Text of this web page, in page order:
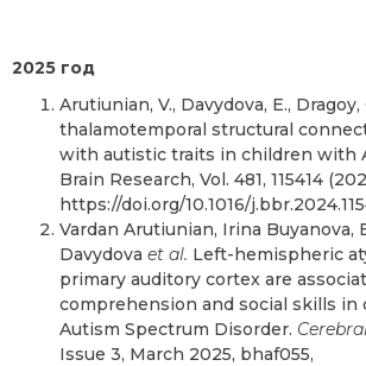
2025 год
Arutiunian, V., Davydova, E., Dragoy,
thalamotemporal structural
with autistic traits in children with
Brain Research, Vol. 481, 115414
https://doi.org/10.1016/
Vardan Arutiunian, Irina Buyanova,
Davydova et al. Left-hemispheric
primary auditory cortex are
comprehension and social skills
Autism Spectrum Disorder.
Issue 3, March 2025, bhaf055,